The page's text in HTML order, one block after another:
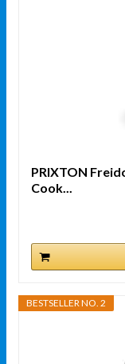
PRIXTON
Cook...
BESTSELLER NO. 2